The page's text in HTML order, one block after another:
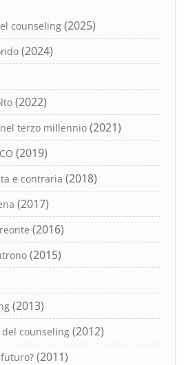
counseling (2025)
(2024)
(2022)
terzo millennio (2021)
(2019)
e contraria (2018)
(2017)
(2016)
(2015)
(2013)
counseling (2012)
(2011)